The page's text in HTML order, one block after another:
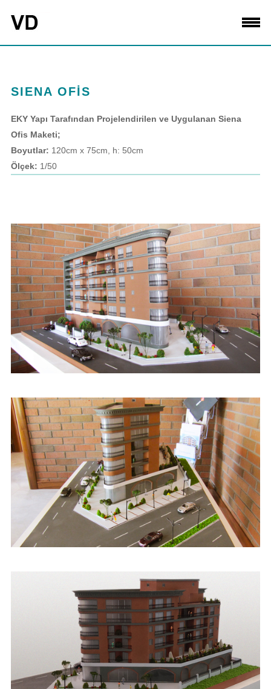
SIENA OFİS
EKY Yapı Tarafından Projelendirilen ve Uygulanan Siena
Ofis Maketi;
Boyutlar: 120cm x 75cm, h: 50cm
Ölçek: 1/50